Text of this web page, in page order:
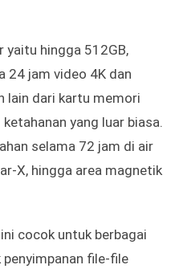
yaitu hingga 512GB,
24 jam video 4K dan
lain dari kartu memori
yang luar biasa.
selama 72 jam di air
X, hingga area magnetik
cocok untuk berbagai
file-file